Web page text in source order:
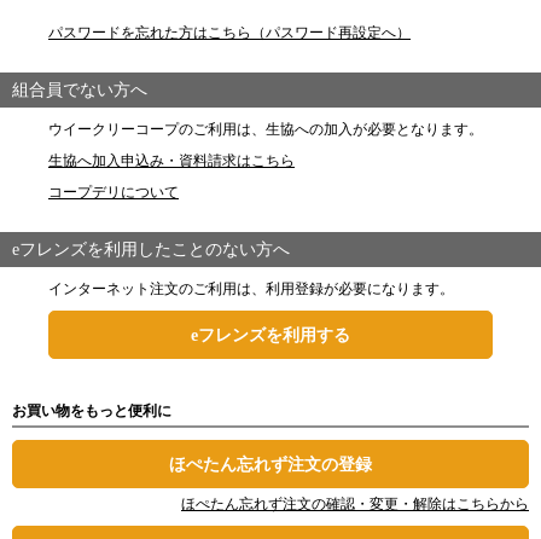
パスワードを忘れた方はこちら（パスワード再設定へ）
組合員でない方へ
ウイークリーコープのご利用は、生協への加入が必要となります。
生協へ加入申込み・資料請求はこちら
コープデリについて
eフレンズを利用したことのない方へ
インターネット注文のご利用は、利用登録が必要になります。
eフレンズを利用する
お買い物をもっと便利に
ほぺたん忘れず注文の登録
ほぺたん忘れず注文の確認・変更・解除はこちらから